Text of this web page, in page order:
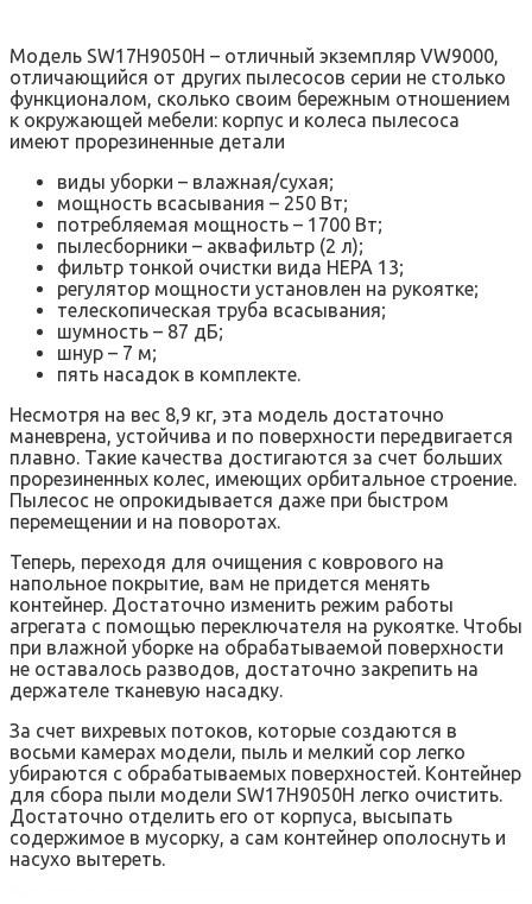
Модель SW17H9050H – отличный экземпляр VW9000,
отличающийся от других пылесосов серии не столько
функционалом, сколько своим бережным отношением
к окружающей мебели: корпус и колеса пылесоса
имеют прорезиненные детали
виды уборки – влажная/сухая;
мощность всасывания – 250 Вт;
потребляемая мощность – 1700 Вт;
пылесборники – аквафильтр (2 л);
фильтр тонкой очистки вида НЕРА 13;
регулятор мощности установлен на рукоятке;
телескопическая труба всасывания;
шумность – 87 дБ;
шнур – 7 м;
пять насадок в комплекте.
Несмотря на вес 8,9 кг, эта модель достаточно
маневрена, устойчива и по поверхности передвигается
плавно. Такие качества достигаются за счет больших
прорезиненных колес, имеющих орбитальное строение.
Пылесос не опрокидывается даже при быстром
перемещении и на поворотах.
Теперь, переходя для очищения с коврового на
напольное покрытие, вам не придется менять
контейнер. Достаточно изменить режим работы
агрегата с помощью переключателя на рукоятке. Чтобы
при влажной уборке на обрабатываемой поверхности
не оставалось разводов, достаточно закрепить на
держателе тканевую насадку.
За счет вихревых потоков, которые создаются в
восьми камерах модели, пыль и мелкий сор легко
убираются с обрабатываемых поверхностей. Контейнер
для сбора пыли модели SW17H9050H легко очистить.
Достаточно отделить его от корпуса, высыпать
содержимое в мусорку, а сам контейнер ополоснуть и
насухо вытереть.